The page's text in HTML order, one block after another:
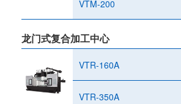
VTM-200
龙门式复合加工中心
VTR-160A
VTR-350A